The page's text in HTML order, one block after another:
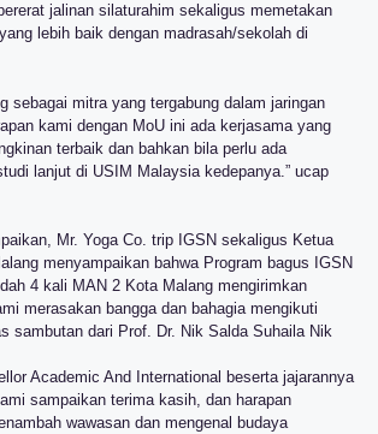
jalinan silaturahim sekaligus memetakan
lebih baik dengan madrasah/sekolah di
sebagai mitra yang tergabung dalam jaringan
kami dengan MoU ini ada kerjasama yang
terbaik dan bahkan bila perlu ada
lanjut di USIM Malaysia kedepanya.” ucap
Mr. Yoga Co. trip IGSN sekaligus Ketua
menyampaikan bahwa Program bagus IGSN
4 kali MAN 2 Kota Malang mengirimkan
merasakan bangga dan bahagia mengikuti
sambutan dari Prof. Dr. Nik Salda Suhaila Nik
Academic And International beserta jajarannya
sampaikan terima kasih, dan harapan
wawasan dan mengenal budaya